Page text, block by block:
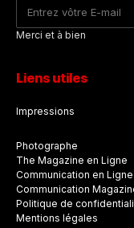
Merci et à bien
Liens utiles
Impressions
Photographe
The Magazine en Ligne
Communication en Ligne
Communication
Politique de
Mentions légales